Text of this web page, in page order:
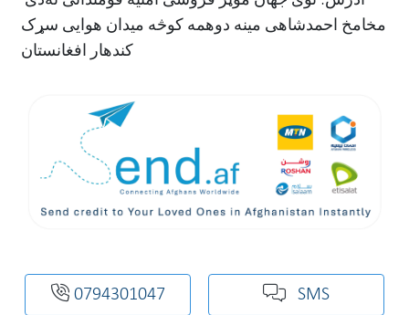
مخامخ احمدشاهی مینه دوهمه کوڅه میدان هوایی سړک
کندهار افغانستان
0794301047 SMS